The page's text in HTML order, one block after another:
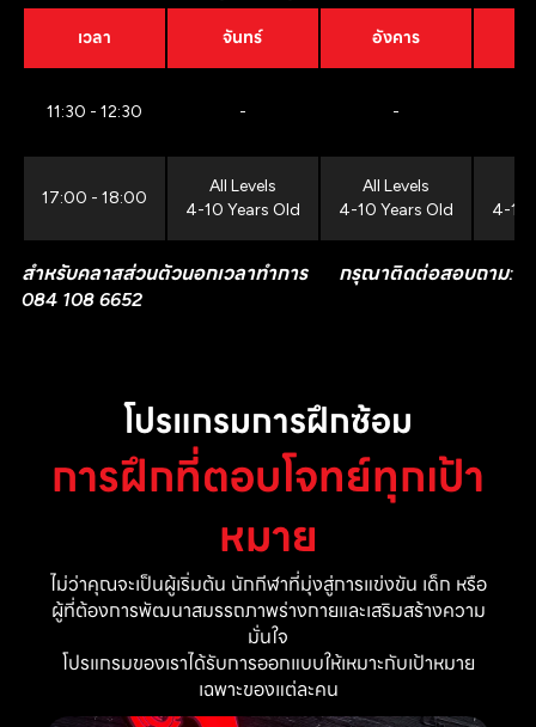
เวลา จันทร์ อังคาร
11:30 - 12:30 - -
17:00 - 18:00
All Levels
4-10 Years Old
All Levels
4-10 Years Old
4-10
สำหรับคลาสส่วนตัวนอกเวลาทำการ กรุณาติดต่อสอบถาม:
084 108 6652
โปรแกรมการฝึกซ้อม
การฝึกที่ตอบโจทย์ทุกเป้า
หมาย
ไม่ว่าคุณจะเป็นผู้เริ่มต้น นักกีฬาที่มุ่งสู่การแข่งขัน เด็ก หรือ
ผู้ที่ต้องการพัฒนาสมรรถภาพร่างกายและเสริมสร้างความ
มั่นใจ
โปรแกรมของเราได้รับการออกแบบให้เหมาะกับเป้าหมาย
เฉพาะของแต่ละคน